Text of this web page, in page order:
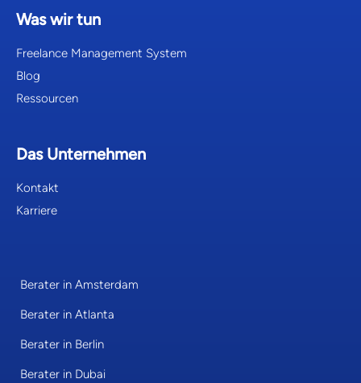
Was wir tun
Freelance Management System
Blog
Ressourcen
Das Unternehmen
Kontakt
Karriere
Berater in Amsterdam
Berater in Atlanta
Berater in Berlin
Berater in Dubai